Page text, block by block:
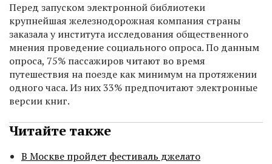
Перед запуском электронной библиотеки
крупнейшая железнодорожная компания страны
заказала у института исследования общественного
мнения проведение социального опроса. По данным
опроса, 75% пассажиров читают во время
путешествия на поезде как минимум на протяжении
одного часа. Из них 33% предпочитают электронные
версии книг.
Читайте также
В Москве пройдет фестиваль джелато